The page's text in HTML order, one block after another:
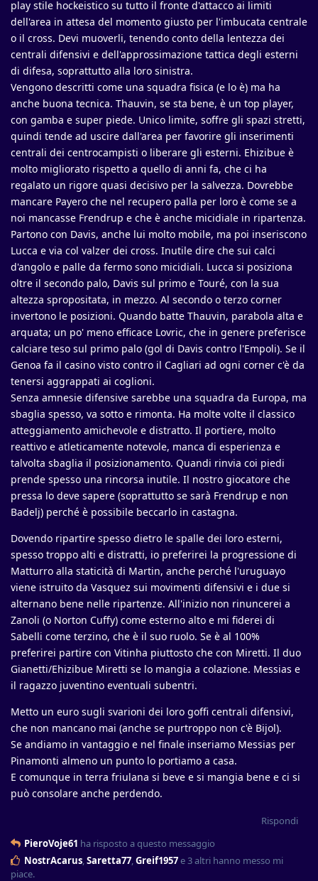
play stile hockeistico su tutto il fronte d'attacco ai limiti
dell'area in attesa del momento giusto per l'imbucata centrale
o il cross. Devi muoverli, tenendo conto della lentezza dei
centrali difensivi e dell'approssimazione tattica degli esterni
di difesa, soprattutto alla loro sinistra.
Vengono descritti come una squadra fisica (e lo è) ma ha
anche buona tecnica. Thauvin, se sta bene, è un top player,
con gamba e super piede. Unico limite, soffre gli spazi stretti,
quindi tende ad uscire dall'area per favorire gli inserimenti
centrali dei centrocampisti o liberare gli esterni. Ehizibue è
molto migliorato rispetto a quello di anni fa, che ci ha
regalato un rigore quasi decisivo per la salvezza. Dovrebbe
mancare Payero che nel recupero palla per loro è come se a
noi mancasse Frendrup e che è anche micidiale in ripartenza.
Partono con Davis, anche lui molto mobile, ma poi inseriscono
Lucca e via col valzer dei cross. Inutile dire che sui calci
d'angolo e palle da fermo sono micidiali. Lucca si posiziona
oltre il secondo palo, Davis sul primo e Touré, con la sua
altezza spropositata, in mezzo. Al secondo o terzo corner
invertono le posizioni. Quando batte Thauvin, parabola alta e
arquata; un po' meno efficace Lovric, che in genere preferisce
calciare teso sul primo palo (gol di Davis contro l'Empoli). Se il
Genoa fa il casino visto contro il Cagliari ad ogni corner c'è da
tenersi aggrappati ai coglioni.
Senza amnesie difensive sarebbe una squadra da Europa, ma
sbaglia spesso, va sotto e rimonta. Ha molte volte il classico
atteggiamento amichevole e distratto. Il portiere, molto
reattivo e atleticamente notevole, manca di esperienza e
talvolta sbaglia il posizionamento. Quandi rinvia coi piedi
prende spesso una rincorsa inutile. Il nostro giocatore che
pressa lo deve sapere (soprattutto se sarà Frendrup e non
Badelj) perché è possibile beccarlo in castagna.
Dovendo ripartire spesso dietro le spalle dei loro esterni,
spesso troppo alti e distratti, io preferirei la progressione di
Matturro alla staticità di Martin, anche perché l'uruguayo
viene istruito da Vasquez sui movimenti difensivi e i due si
alternano bene nelle ripartenze. All'inizio non rinuncerei a
Zanoli (o Norton Cuffy) come esterno alto e mi fiderei di
Sabelli come terzino, che è il suo ruolo. Se è al 100%
preferirei partire con Vitinha piuttosto che con Miretti. Il duo
Gianetti/Ehizibue Miretti se lo mangia a colazione. Messias e
il ragazzo juventino eventuali subentri.
Metto un euro sugli svarioni dei loro goffi centrali difensivi,
che non mancano mai (anche se purtroppo non c'è Bijol).
Se andiamo in vantaggio e nel finale inseriamo Messias per
Pinamonti almeno un punto lo portiamo a casa.
E comunque in terra friulana si beve e si mangia bene e ci si
può consolare anche perdendo.
Rispondi
PieroVoje61 ha risposto a questo messaggio
NostrAcarus Saretta77 Greif1957e 3altri hanno messo mi
piace.